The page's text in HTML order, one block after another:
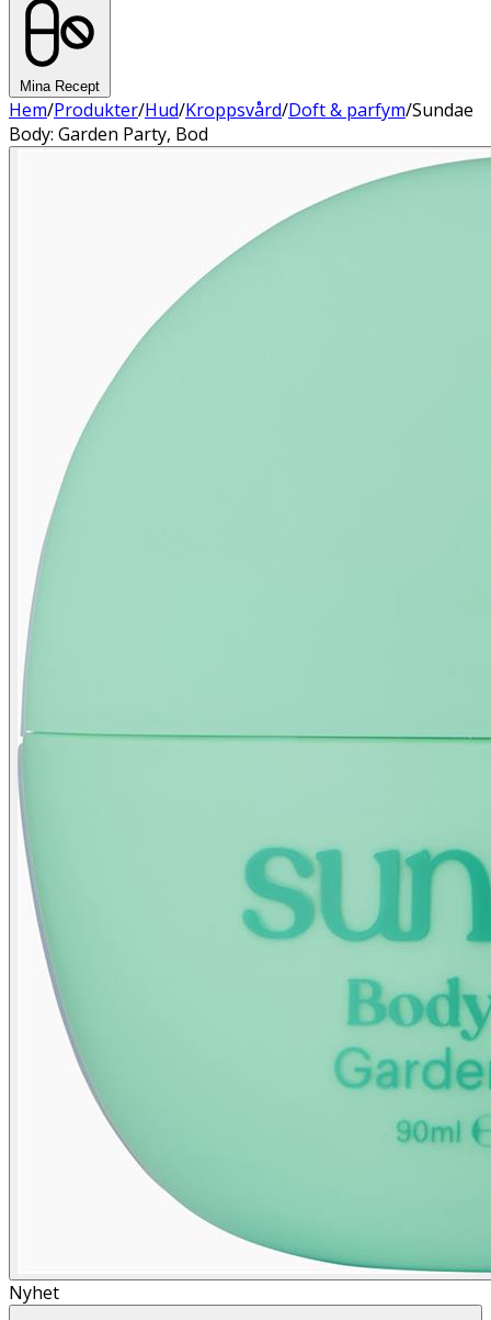
Mina Recept
Hem/Produkter/Hud/Kroppsvård/Doft & parfym/Sundae
Body: Garden Party, Bod
Nyhet